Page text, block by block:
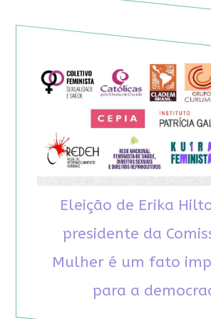
Eleição de Erika
presidente da
Mulher é um fato
para a